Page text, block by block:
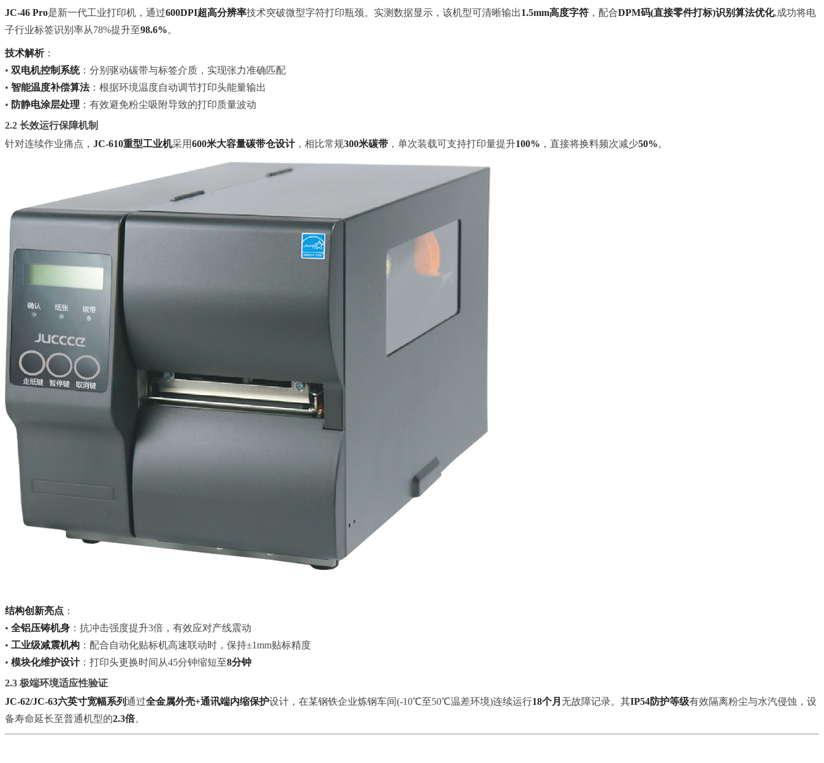
JC-46 Pro是新一代工业打印机，通过600DPI超高分辨率技术突破微型字符打印瓶颈。实测数据显示，该机型可清晰输出1.5mm高度字符 ，配合DPM码(直接零件打标)识别算法优化,成功将电
子行业标签识别率从78%提升至98.6%。
技术解析：
• 双电机控制系统：分别驱动碳带与标签介质，实现张力准确匹配
• 智能温度补偿算法：根据环境温度自动调节打印头能量输出
• 防静电涂层处理 ：有效避免粉尘吸附导致的打印质量波动
2.2 长效运行保障机制
针对连续作业痛点， JC-610重型工业机采用600米大容量碳带仓设计，相比常规300米碳带 ，单次装载可支持打印量提升100% ，直接将换料频次减少50%。
结构创新亮点 ：
• 全铝压铸机身 ：抗冲击强度提升3倍，有效应对产线震动
• 工业级减震机构 ：配合自动化贴标机高速联动时，保持±1mm贴标精度
• 模块化维护设计：打印头更换时间从45分钟缩短至8分钟
2.3 极端环境适应性验证
JC-62/JC-63六英寸宽幅系列通过全金属外壳+通讯端内缩保护设计，在某钢铁企业炼钢车间(-10℃至50℃温差环境)连续运行18个月 无故障记录。其IP54防护等级有效隔离粉尘与水汽侵蚀，设
备寿命延长至普通机型的2.3倍。